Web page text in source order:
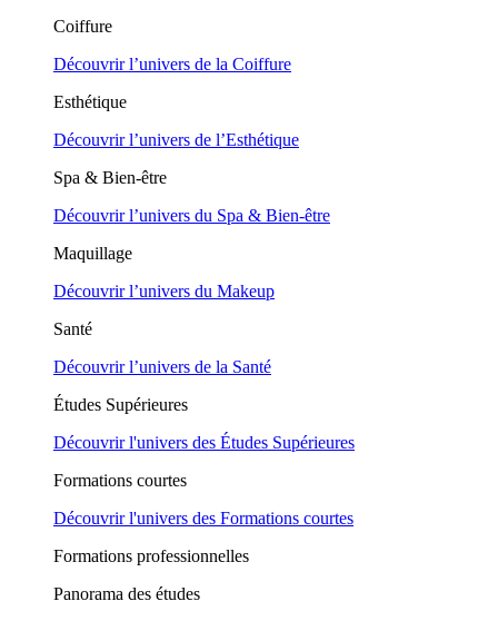
Coiffure
Découvrir l’univers de la Coiffure
Esthétique
Découvrir l’univers de l’Esthétique
Spa & Bien-être
Découvrir l’univers du Spa & Bien-être
Maquillage
Découvrir l’univers du Makeup
Santé
Découvrir l’univers de la Santé
Études Supérieures
Découvrir l'univers des Études Supérieures
Formations courtes
Découvrir l'univers des Formations courtes
Formations professionnelles
Panorama des études